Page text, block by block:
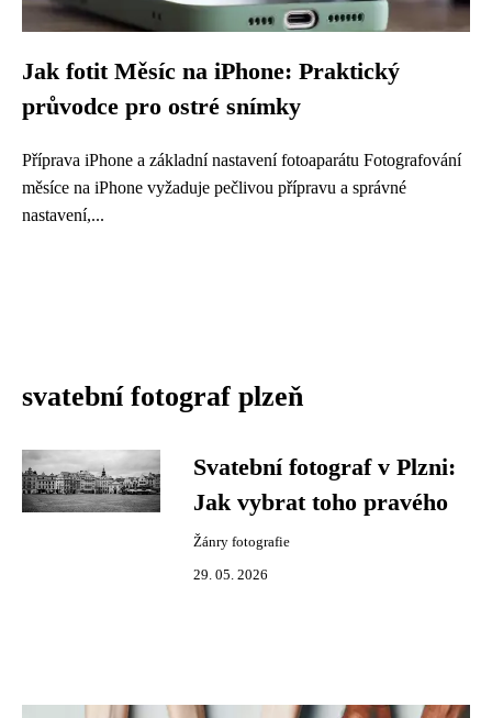
Jak fotit Měsíc na iPhone: Praktický
průvodce pro ostré snímky
Příprava iPhone a základní nastavení fotoaparátu Fotografování
měsíce na iPhone vyžaduje pečlivou přípravu a správné
nastavení,...
svatební fotograf plzeň
Svatební fotograf v Plzni:
Jak vybrat toho pravého
Žánry fotografie
29. 05. 2026